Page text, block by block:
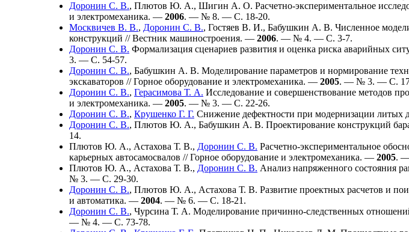
Доронин С. В., Плютов Ю. А., Шигин А. О. Расчетно-экспериментальное
и электромеханика. — 2006. — № 8. — С. 18-20.
Москвичев В. В., Доронин С. В., Гостяев В. И., Бабушкин А. В. Численное
конструкций // Вестник машиностроения. — 2006. — № 4. — С. 3-7.
Доронин С. В. Формализация сценариев развития и оценка риска аварийных
3. — С. 54-57.
Доронин С. В., Бабушкин А. В. Моделирование параметров и нормирование
экскаваторов // Горное оборудование и электромеханика. — 2005. — № 3. — С.
Доронин С. В., Герасимова Т. А. Исследование и совершенствование методов
и электромеханика. — 2005. — № 3. — С. 22-26.
Доронин С. В., Крушенко Г. Г. Снижение дефектности при модернизации литых
Доронин С. В., Плютов Ю. А., Бабушкин А. В. Проектирование конструкций
14.
Плютов Ю. А., Астахова Т. В., Доронин С. В. Расчетно-экспериментальное
карьерных автосамосвалов // Горное оборудование и электромеханика. — 2005.
Плютов Ю. А., Астахова Т. В., Доронин С. В. Анализ напряженного состояния
№ 3. — С. 29-30.
Доронин С. В., Плютов Ю. А., Астахова Т. В. Развитие проектных расчетов и
и автоматика. — 2004. — № 6. — С. 18-21.
Доронин С. В., Чурсина Т. А. Моделирование причинно-следственных
— № 4. — С. 73-78.